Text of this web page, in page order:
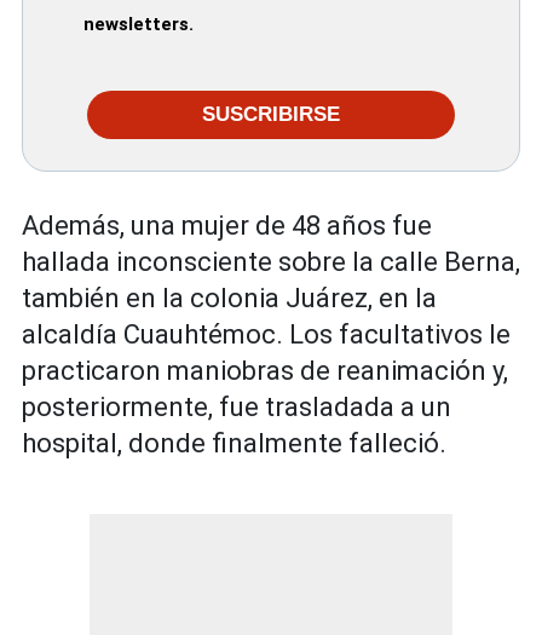
newsletters.
SUSCRIBIRSE
Además, una mujer de 48 años fue
hallada inconsciente sobre la calle Berna,
también en la colonia Juárez, en la
alcaldía Cuauhtémoc. Los facultativos le
practicaron maniobras de reanimación y,
posteriormente, fue trasladada a un
hospital, donde finalmente falleció.